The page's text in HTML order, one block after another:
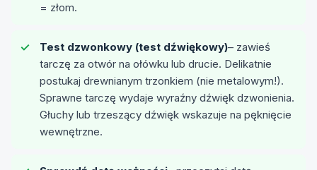
= złom.
Test dzwonkowy (test dźwiękowy)– zawieś
tarczę za otwór na ołówku lub drucie. Delikatnie
postukaj drewnianym trzonkiem (nie metalowym!).
Sprawne tarczę wydaje wyraźny dźwięk dzwonienia.
Głuchy lub trzeszący dźwięk wskazuje na pęknięcie
wewnętrzne.